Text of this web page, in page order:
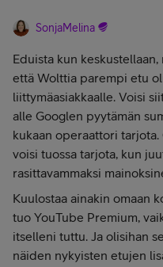
SonjaMelina
Eduista kun
että Wolttia parempi etu
liittymäasiakkaalle. Voisi
alle Googlen pyytämän
kukaan operaattori
voisi tuossa tarjota, kun
rasittavammaksi
Kuulostaa ainakin omaan
tuo YouTube Premium,
itselleni tuttu. Ja olisihan
näiden nykyisten etujen